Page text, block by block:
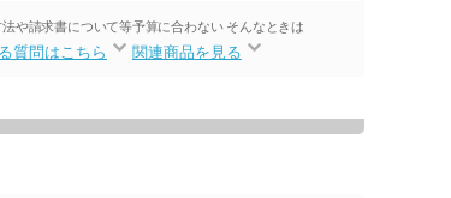
や請求書について等
質問はこちら
予算に合わない そんなときは
関連商品を見る